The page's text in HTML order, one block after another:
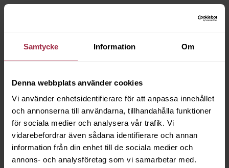
Samtycke Information Om
Denna webbplats använder cookies
Vi använder enhetsidentifierare för att anpassa innehållet
och annonserna till användarna, tillhandahålla funktioner
för sociala medier och analysera vår trafik. Vi
vidarebefordrar även sådana identifierare och annan
information från din enhet till de sociala medier och
annons- och analysföretag som vi samarbetar med.